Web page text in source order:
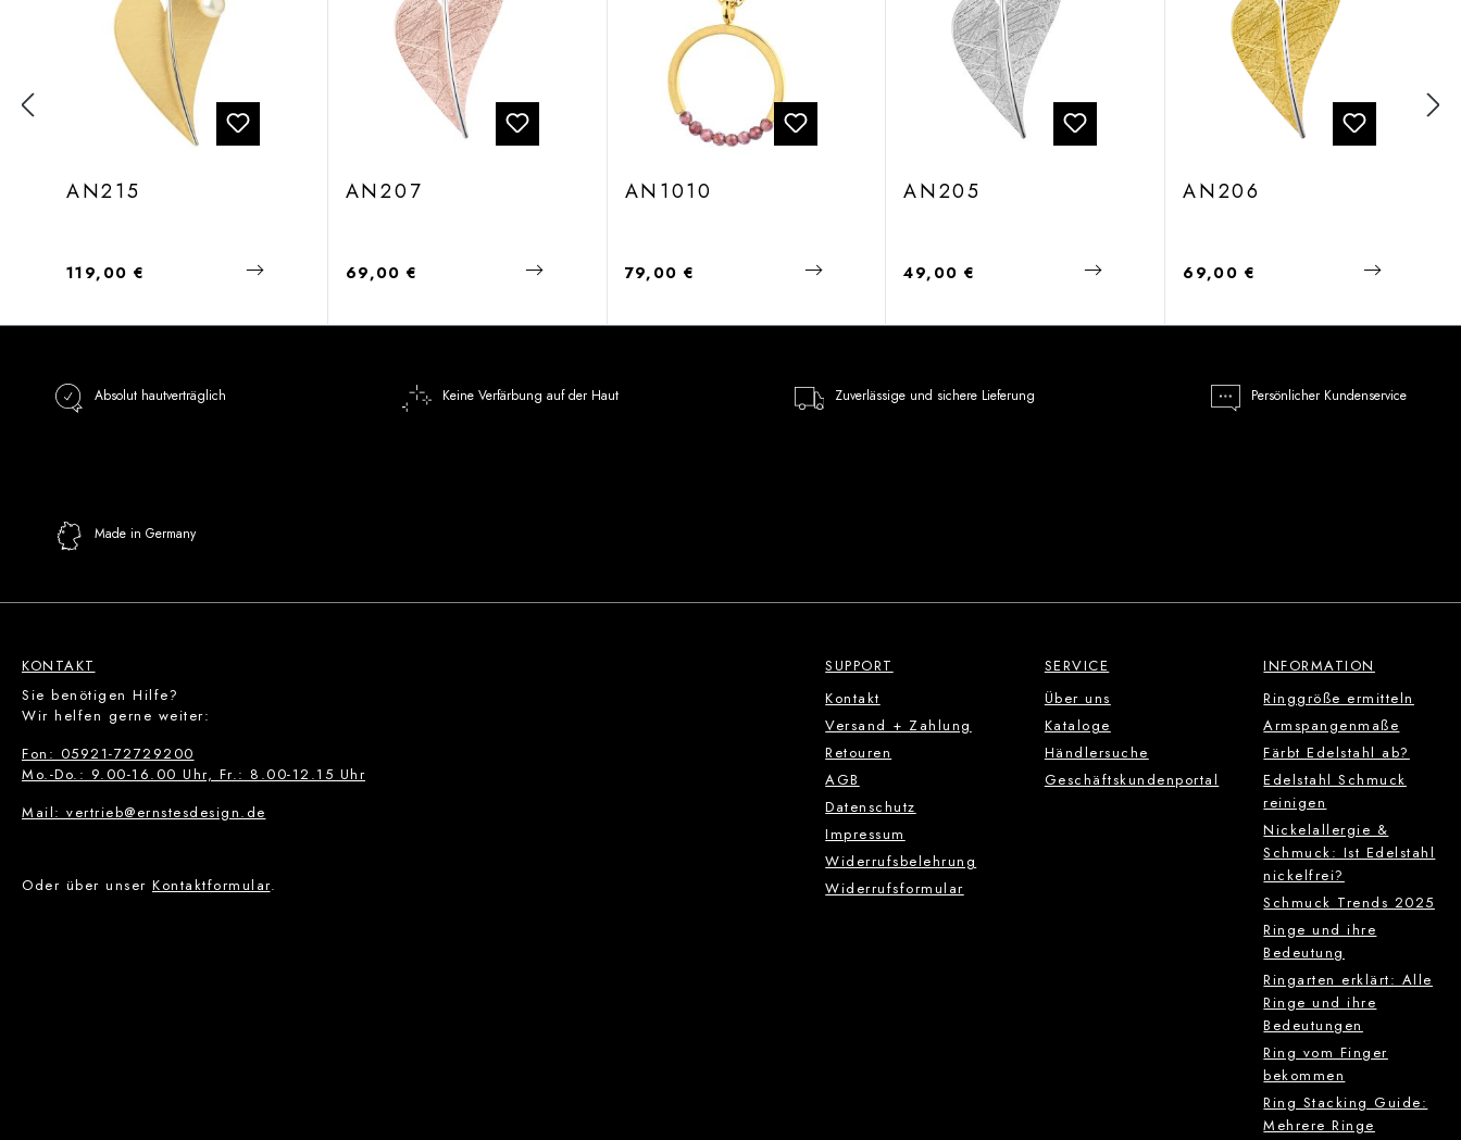
AN215
Regulärer Preis:
119,00 €
AN207
Regulärer Preis:
69,00 €
AN1010
Regulärer Preis:
79,00 €
AN205
Regulärer Preis:
49,00 €
AN206
Regulärer Preis:
69,00 €
Absolut hautverträglich Keine Verfärbung auf der Haut Zuverlässige und sichere Lieferung Persönlicher Kundenservice
Made in Germany
KONTAKT
Sie benötigen Hilfe?
Wir helfen gerne weiter:
Fon: 05921-72729200
Mo.-Do.: 9.00-16.00 Uhr, Fr.: 8.00-12.15 Uhr
Mail: vertrieb@ernstesdesign.de
Oder über unser Kontaktformular.
SUPPORT
Kontakt
Versand + Zahlung
Retouren
AGB
Datenschutz
Impressum
Widerrufsbelehrung
Widerrufsformular
SERVICE
Über uns
Kataloge
Händlersuche
Geschäftskundenportal
INFORMATION
Ringgröße ermitteln
Armspangenmaße
Färbt Edelstahl ab?
Edelstahl Schmuck
reinigen
Nickelallergie &
Schmuck: Ist Edelstahl
nickelfrei?
Schmuck Trends 2025
Ringe und ihre
Bedeutung
Ringarten erklärt: Alle
Ringe und ihre
Bedeutungen
Ring vom Finger
bekommen
Ring Stacking Guide:
Mehrere Ringe